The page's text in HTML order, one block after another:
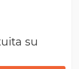
su